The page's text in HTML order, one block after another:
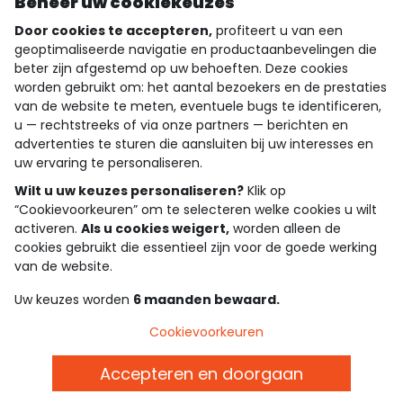
wie zijn we?
hulp nodig
loyalty club
onze catalogus
Algemene verkoop en gebruiksvoorwaarden
Privacybeleid
Cookies en persoonsgegevens
Door cookies te accepteren, profiteert u van een
geoptimaliseerde navigatie en productaanbevelingen die
beter zijn afgestemd op uw behoeften. Deze cookies
worden gebruikt om: het aantal bezoekers en de prestaties
van de website te meten, eventuele bugs te identificeren,
u — rechtstreeks of via onze partners — berichten en
advertenties te sturen die aansluiten bij uw interesses en
uw ervaring te personaliseren.
Wilt u uw keuzes personaliseren? Klik op
“Cookievoorkeuren” om te selecteren welke cookies u wilt
activeren. Als u cookies weigert, worden alleen de
cookies gebruikt die essentieel zijn voor de goede werking
van de website.
Uw keuzes worden 6 maanden bewaard.
Cookievoorkeuren
Accepteren en doorgaan